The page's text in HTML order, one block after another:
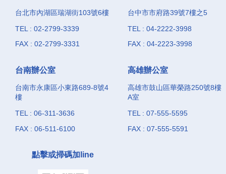
台北市內湖區瑞湖街103號6樓
TEL : 02-2799-3339
FAX : 02-2799-3331
台中市市府路39號7樓之5
TEL : 04-2222-3998
FAX : 04-2223-3998
台南辦公室
台南市永康區小東路689-8號4
樓
TEL : 06-311-3636
FAX : 06-511-6100
高雄辦公室
高雄市鼓山區華榮路250號8樓
A室
TEL : 07-555-5595
FAX : 07-555-5591
點擊或掃碼加line